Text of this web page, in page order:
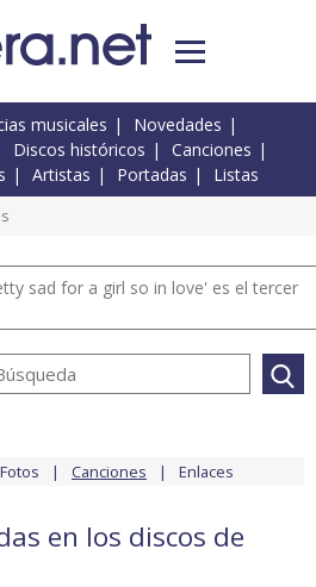
musicales
Novedades
Discos históricos
Canciones
Artistas Portadas Listas
sad for a girl so in love' es el tercer
Fotos Canciones Enlaces
en los discos de